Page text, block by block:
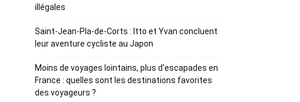
illégales
Saint-Jean-Pla-de-Corts : Itto et Yvan concluent
leur aventure cycliste au Japon
Moins de voyages lointains, plus d’escapades en
France : quelles sont les destinations favorites
des voyageurs ?